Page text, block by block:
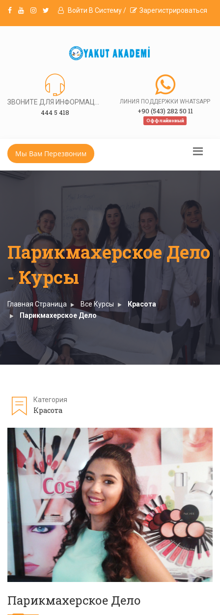
Войти В Систему / Зарегистрироваться
444 5 418
ЛИНИЯ ПОДДЕРЖКИ WHATSAPP
+90 (543) 282 50 11
Оффлайновый
Мы Вам Перезвоним
Парикмахерское Дело
- Курсы
Главная Страница Все Курсы
Красота
Парикмахерское Дело
Категория
Красота
Парикмахерское Дело